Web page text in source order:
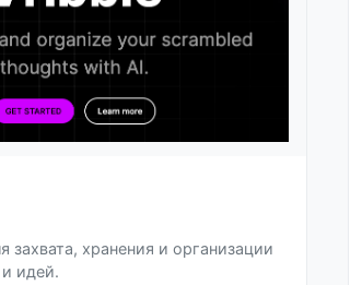
захвата, хранения и организации
идей.